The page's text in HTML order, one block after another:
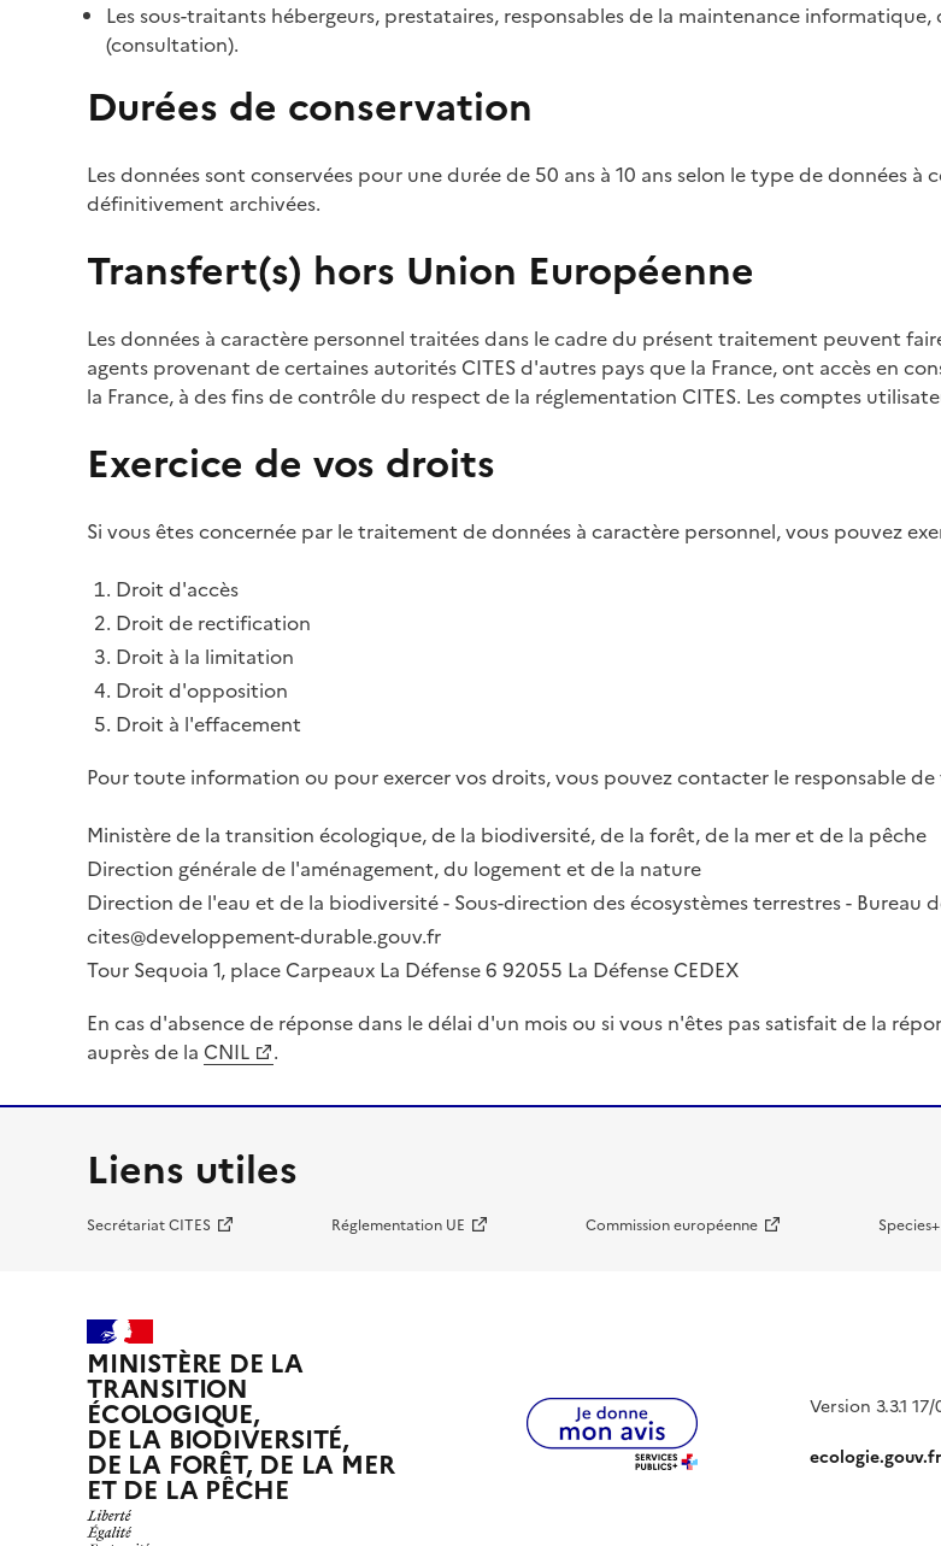
Les sous-traitants hébergeurs, prestataires, responsables de la maintenance
(consultation).
Durées de conservation
Les données sont conservées pour une durée de 50 ans à 10 ans selon le type de données
définitivement archivées.
Transfert(s) hors Union Européenne
Les données à caractère personnel traitées dans le cadre du présent traitement peuvent
agents provenant de certaines autorités CITES d'autres pays que la France, ont accès en
la France, à des fins de contrôle du respect de la réglementation CITES. Les comptes
Exercice de vos droits
Si vous êtes concernée par le traitement de données à caractère personnel, vous pouvez
Droit d'accès
Droit de rectification
Droit à la limitation
Droit d'opposition
Droit à l'effacement
Pour toute information ou pour exercer vos droits, vous pouvez contacter le responsable
Ministère de la transition écologique, de la biodiversité, de la forêt, de la mer et de la pêche
Direction générale de l'aménagement, du logement et de la nature
Direction de l'eau et de la biodiversité - Sous-direction des écosystèmes terrestres -
cites@developpement-durable.gouv.fr
Tour Sequoia 1, place Carpeaux La Défense 6 92055 La Défense CEDEX
En cas d'absence de réponse dans le délai d'un mois ou si vous n'êtes pas satisfait de la
auprès de la CNIL .
Liens utiles
Secrétariat CITES Réglementation UE Commission européenne Species+
MINISTÈRE DE LA
TRANSITION
ÉCOLOGIQUE,
DE LA BIODIVERSITÉ,
DE LA FORÊT, DE LA MER
ET DE LA PÊCHE
Version 3.3.1
ecologie.gouv.fr